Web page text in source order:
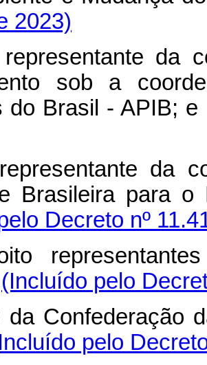
2023)
da
sob a
do Brasil -
da
Brasileira
Decreto nº
(Incluído pelo
da Confederação
pelo